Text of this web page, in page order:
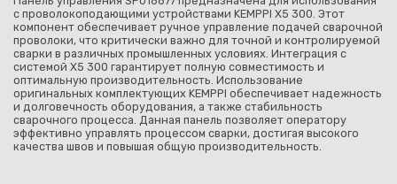
с проволокоподающими устройствами KEMPPI X5 300. Этот
компонент обеспечивает ручное управление подачей сварочной
проволоки, что критически важно для точной и контролируемой
сварки в различных промышленных условиях. Интеграция с
системой X5 300 гарантирует полную совместимость и
оптимальную производительность. Использование
оригинальных комплектующих KEMPPI обеспечивает надежность
и долговечность оборудования, а также стабильность
сварочного процесса. Данная панель позволяет оператору
эффективно управлять процессом сварки, достигая высокого
качества швов и повышая общую производительность.